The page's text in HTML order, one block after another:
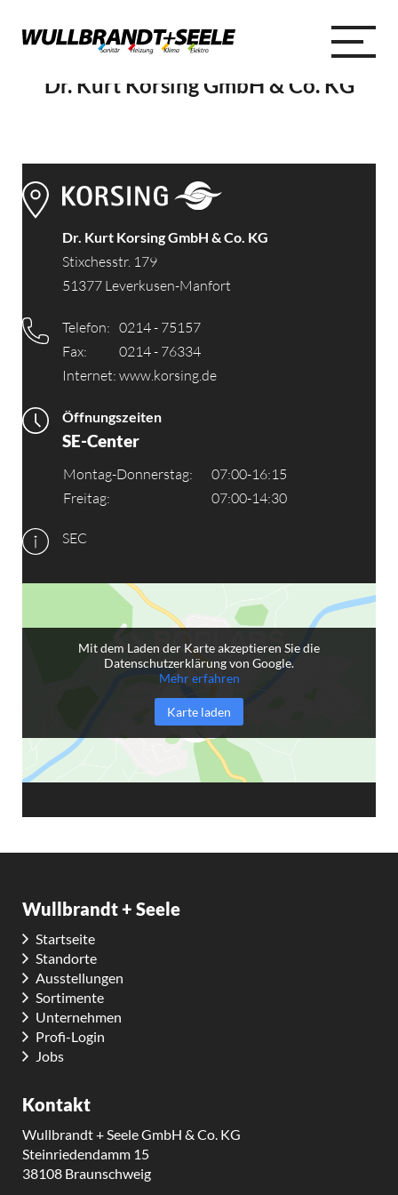
Dr. Kurt Korsing GmbH & Co. KG
Dr. Kurt Korsing GmbH & Co. KG
Stixchesstr. 179
51377 Leverkusen-Manfort
Telefon: 0214 - 75157
Fax:
0214 - 76334
Internet: www.korsing.de
Öffnungszeiten
SE-Center
Montag-Donnerstag:
07:00-16:15
Freitag:
07:00-14:30
SEC
Mit dem Laden der Karte akzeptieren Sie die
Datenschutzerklärung von Google.
Mehr erfahren
Karte laden
Wullbrandt + Seele
Startseite
Standorte
Ausstellungen
Sortimente
Unternehmen
Profi-Login
Jobs
Kontakt
Wullbrandt + Seele GmbH & Co. KG
Steinriedendamm 15
38108 Braunschweig